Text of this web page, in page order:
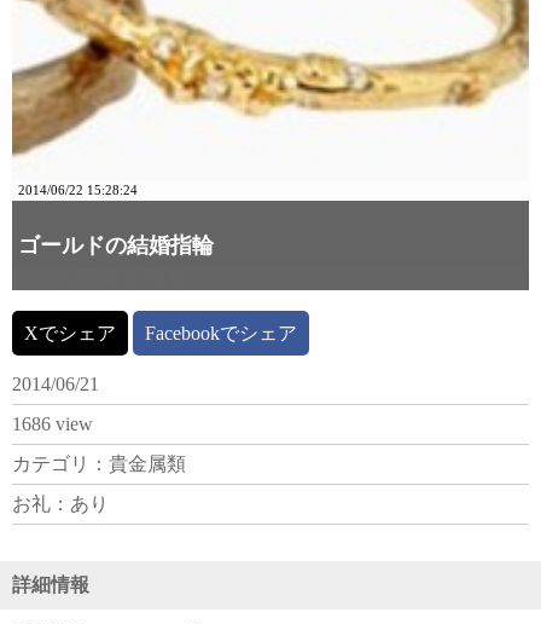
2014/06/22 15:28:24
ゴールドの結婚指輪
Xでシェア Facebookでシェア
2014/06/21
1686 view
カテゴリ：貴金属類
お礼：あり
詳細情報